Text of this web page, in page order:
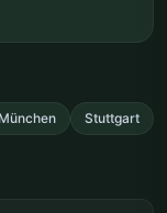
München Stuttgart